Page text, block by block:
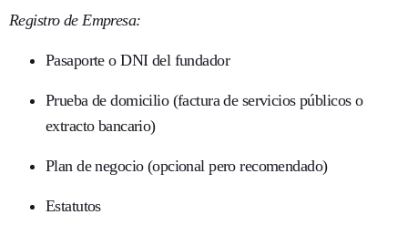
Registro de Empresa:
Pasaporte o DNI del fundador
Prueba de domicilio (factura de servicios públicos o
extracto bancario)
Plan de negocio (opcional pero recomendado)
Estatutos